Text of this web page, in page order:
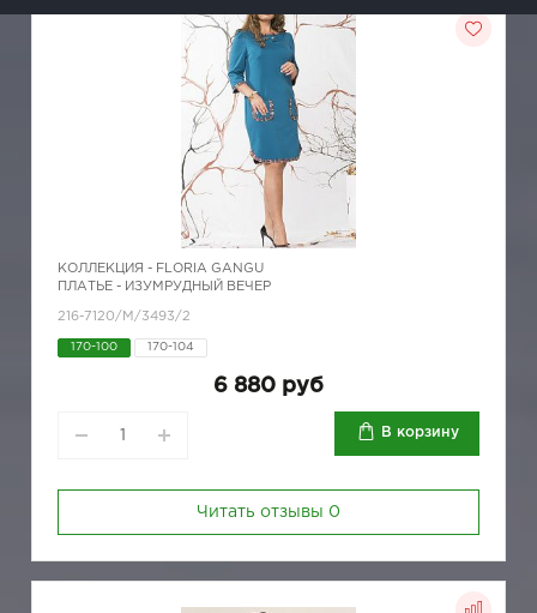
КОЛЛЕКЦИЯ - FLORIA GANGU
ПЛАТЬЕ - ИЗУМРУДНЫЙ ВЕЧЕР
216-7120/М/3493/2
170-100 170-104
6 880 руб
В корзину
Читать отзывы 0